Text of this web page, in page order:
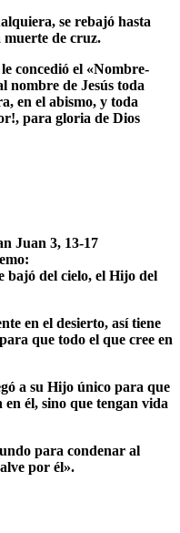
se rebajó hasta
muerte de cruz.
concedió el «Nombre-
nombre de Jesús toda
en el abismo, y toda
para gloria de Dios
Juan 3, 13-17
bajó del cielo, el Hijo del
en el desierto, así tiene
que todo el que cree en
a su Hijo único para que
él, sino que tengan vida
para condenar al
por él».